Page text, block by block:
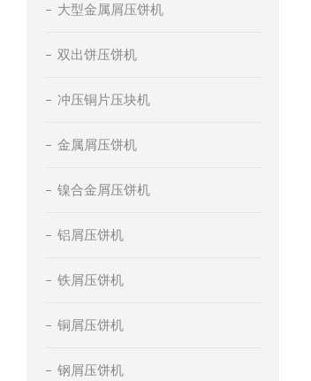
大型金属屑压饼机
双出饼压饼机
冲压铜片压块机
金属屑压饼机
镍合金屑压饼机
铝屑压饼机
铁屑压饼机
铜屑压饼机
钢屑压饼机